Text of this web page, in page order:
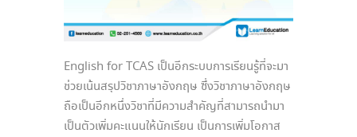
English for TCAS เป็นอีกระบบการเรียนรู้ที่จะมา
ช่วยเน้นสรุปวิชาภาษาอังกฤษ ซึ่งวิชาภาษาอังกฤษ
ถือเป็นอีกหนึ่งวิชาที่มีความสำคัญที่สามารถนำมา
เป็นตัวเพิ่มคะแนนให้นักเรียน เป็นการเพิ่มโอกาส